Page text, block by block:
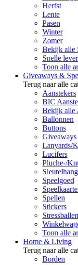
Herfst
Lente
Pasen
Winter
Zomer
Bekijk alle
Snelle
Toon alle
Giveaways &
Terug naar alle
Aanstekers
BIC
Bekijk alle
Ballonnen
Buttons
Giveaways
Lanyards/
Lucifers
Pluche-/
Speelgoed
Spellen
Stickers
Stressballen
Toon alle
Home & Living
Terug naar alle
Borden